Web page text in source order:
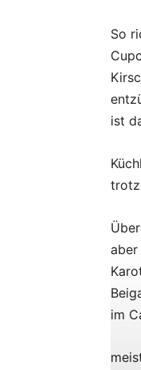
So
ist
im